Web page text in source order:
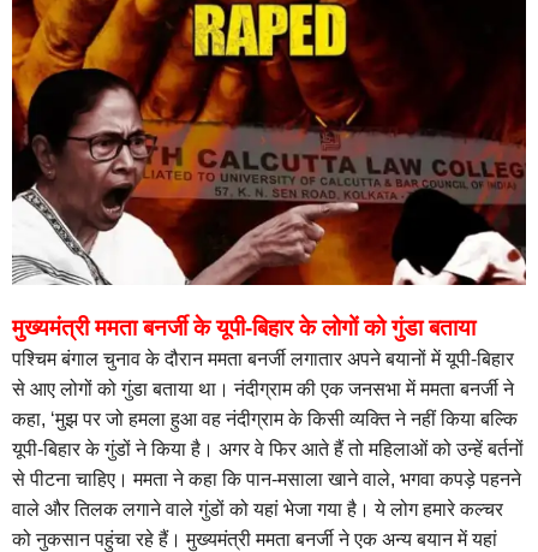
मुख्यमंत्री ममता बनर्जी के यूपी-बिहार के लोगों को गुंडा बताया
पश्चिम बंगाल चुनाव के दौरान ममता बनर्जी लगातार अपने बयानों में यूपी-बिहार
से आए लोगों को गुंडा बताया था। नंदीग्राम की एक जनसभा में ममता बनर्जी ने
कहा, ‘मुझ पर जो हमला हुआ वह नंदीग्राम के किसी व्यक्ति ने नहीं किया बल्कि
यूपी-बिहार के गुंडों ने किया है। अगर वे फिर आते हैं तो महिलाओं को उन्हें बर्तनों
से पीटना चाहिए। ममता ने कहा कि पान-मसाला खाने वाले, भगवा कपड़े पहनने
वाले और तिलक लगाने वाले गुंडों को यहां भेजा गया है। ये लोग हमारे कल्चर
को नुकसान पहुंचा रहे हैं। मुख्यमंत्री ममता बनर्जी ने एक अन्य बयान में यहां